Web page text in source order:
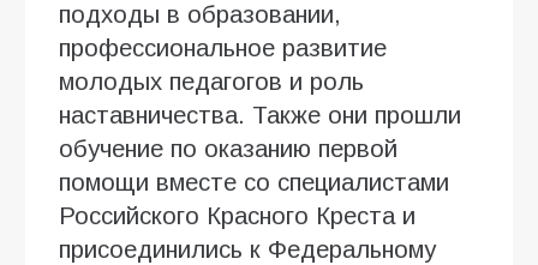
подходы в образовании,
профессиональное развитие
молодых педагогов и роль
наставничества. Также они прошли
обучение по оказанию первой
помощи вместе со специалистами
Российского Красного Креста и
присоединились к Федеральному